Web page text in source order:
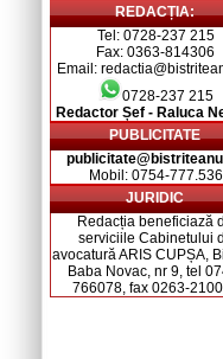
REDACȚIA:
Tel: 0728-237 215
Fax: 0363-814306
Email:
0728-237 215
Redactor Șef - Raluca
PUBLICITATE
Mobil: 0754-777.536
JURIDIC
Redacția beneficiază
serviciile Cabinetului
avocatură ARIS CUPȘA,
Baba Novac, nr 9, tel
766078, fax 0263-